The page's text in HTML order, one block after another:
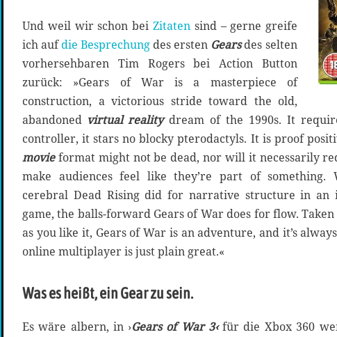
Und weil wir schon bei Zitaten sind – gerne greife
ich aufdie Besprechung des ersten Gearsdes selten
vorhersehbaren Tim Rogers bei Action Button
zurück: »Gears of War is a masterpiece of
construction, a victorious stride toward the old,
abandoned virtual realitydream of the 1990s. It
controller, it stars no blocky pterodactyls. It is proof
movieformat might not be dead, nor will it necessarily
make audiences feel like they’re part of something.
cerebral Dead Rising did for narrative structure in an
game, the balls-forward Gears of War does for flow.
as you like it, Gears of War is an adventure, and it’s
online multiplayer is just plain great.«
Was es heißt, ein Gear zu sein.
Es wäre albern, in ›Gears of War 3‹für die Xbox 360